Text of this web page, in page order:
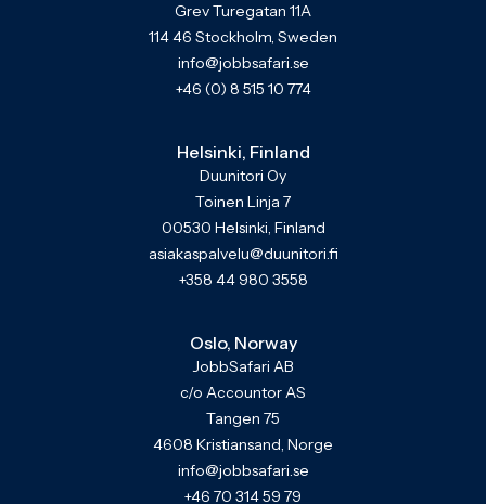
Grev Turegatan 11A
114 46 Stockholm, Sweden
info@jobbsafari.se
+46 (0) 8 515 10 774
Helsinki, Finland
Duunitori Oy
Toinen Linja 7
00530 Helsinki, Finland
asiakaspalvelu@duunitori.fi
+358 44 980 3558
Oslo, Norway
JobbSafari AB
c/o Accountor AS
Tangen 75
4608 Kristiansand, Norge
info@jobbsafari.se
+46 70 314 59 79